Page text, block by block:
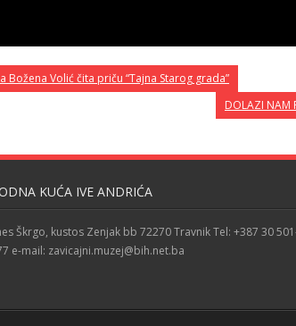
Volić čita priču “Tajna Starog grada”
DOLAZI NAM
KUĆA IVE ANDRIĆA
Škrgo, kustos Zenjak bb 72270 Travnik Tel: +387 30
e-mail: zavicajni.muzej@bih.net.ba